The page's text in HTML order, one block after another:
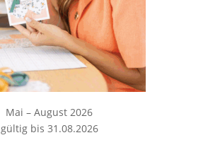
Mai – August 2026
gültig bis 31.08.2026